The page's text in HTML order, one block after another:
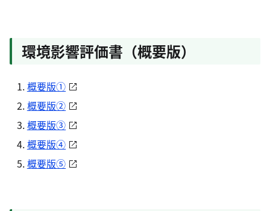
環境影響評価書（概要版）
概要版①
概要版②
概要版③
概要版④
概要版⑤